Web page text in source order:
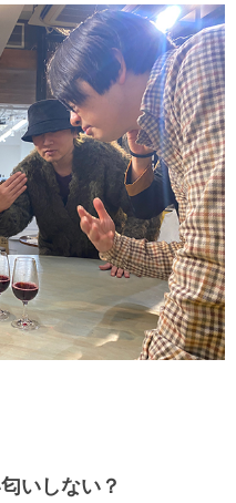
いしない？